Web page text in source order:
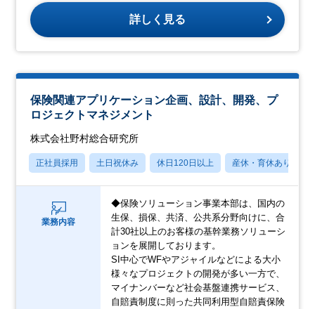
詳しく見る
保険関連アプリケーション企画、設計、開発、プ
ロジェクトマネジメント
株式会社野村総合研究所
正社員採用 土日祝休み 休日120日以上 産休・育休あり
業務内容
◆保険ソリューション事業本部は、国内の
生保、損保、共済、公共系分野向けに、合
計30社以上のお客様の基幹業務ソリューシ
ョンを展開しております。
SI中心でWFやアジャイルなどによる大小
様々なプロジェクトの開発が多い一方で、
マイナンバーなど社会基盤連携サービス、
自賠責制度に則った共同利用型自賠責保険